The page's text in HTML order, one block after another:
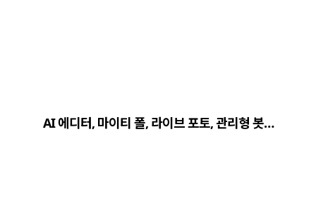
AI 에디터, 마이티 폴, 라이브 포토, 관리형 봇…